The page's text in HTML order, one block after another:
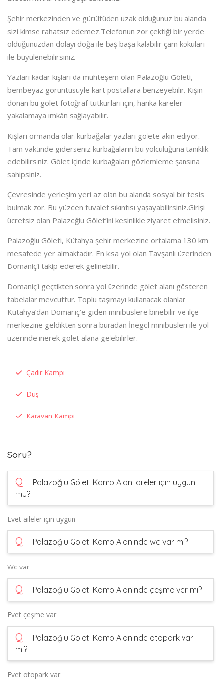
Şehir merkezinden ve gürültüden uzak olduğunuz bu alanda
sizi kimse rahatsız edemez.Telefonun zor çektiği bir yerde
olduğunuzdan dolayı doğa ile baş başa kalabilir çam kokuları
ile büyülenebilirsiniz.
Yazları kadar kışları da muhteşem olan Palazoğlu Göleti,
bembeyaz görüntüsüyle kart postallara benzeyebilir. Kışın
donan bu gölet fotoğraf tutkunları için, harika kareler
yakalamaya imkân sağlayabilir.
Kışları ormanda olan kurbağalar yazları gölete akın ediyor.
Tam vaktinde giderseniz kurbağaların bu yolculuğuna tanıklık
edebilirsiniz. Gölet içinde kurbağaları gözlemleme şansına
sahipsiniz.
Çevresinde yerleşim yeri az olan bu alanda sosyal bir tesis
bulmak zor. Bu yüzden tuvalet sıkıntısı yaşayabilirsiniz.Girişi
ücretsiz olan Palazoğlu Gölet’ini kesinlikle ziyaret etmelisiniz.
Palazoğlu Göleti, Kütahya şehir merkezine ortalama 130 km
mesafede yer almaktadır. En kısa yol olan Tavşanlı üzerinden
Domaniç’i takip ederek gelinebilir.
Domaniç’i geçtikten sonra yol üzerinde gölet alanı gösteren
tabelalar mevcuttur. Toplu taşımayı kullanacak olanlar
Kütahya’dan Domaniç’e giden minibüslere binebilir ve ilçe
merkezine geldikten sonra buradan İnegöl minibüsleri ile yol
üzerinde inerek gölet alana gelebilirler.
Çadır Kampı
Duş
Karavan Kampı
Soru?
Q
Palazoğlu Göleti Kamp Alanı aileler için uygun
mu?
Evet aileler için uygun
Q Palazoğlu Göleti Kamp Alanında wc var mı?
Wc var
Q Palazoğlu Göleti Kamp Alanında çeşme var mı?
Evet çeşme var
Q
Palazoğlu Göleti Kamp Alanında otopark var
mı?
Evet otopark var